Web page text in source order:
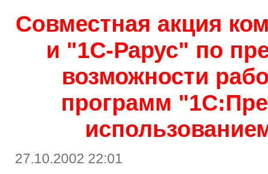
Совместная акция
и "1С-Рарус" по
возможности
программ
27.10.2002 22:01